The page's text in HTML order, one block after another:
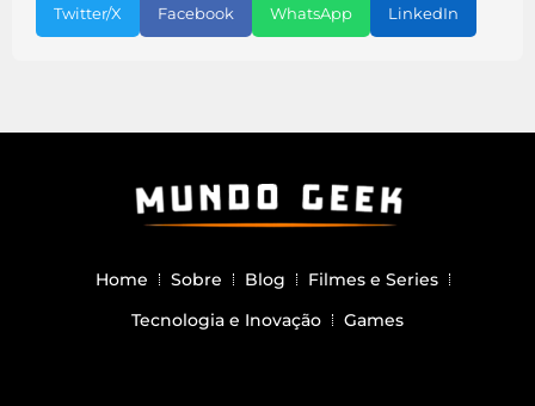
Twitter/X Facebook WhatsApp LinkedIn
Home Sobre Blog
Filmes e Series
Tecnologia e Inovação
Games